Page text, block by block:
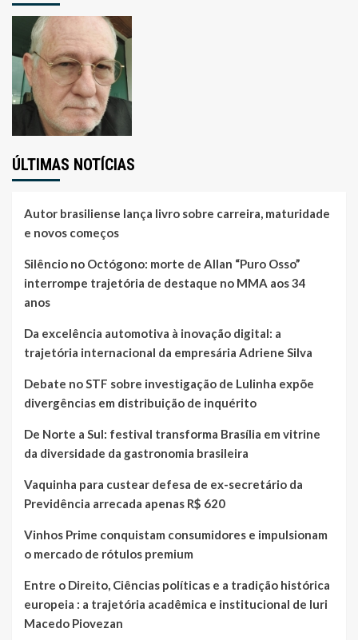
ÚLTIMAS NOTÍCIAS
Autor brasiliense lança livro sobre carreira, maturidade
e novos começos
Silêncio no Octógono: morte de Allan “Puro Osso”
interrompe trajetória de destaque no MMA aos 34
anos
Da excelência automotiva à inovação digital: a
trajetória internacional da empresária Adriene Silva
Debate no STF sobre investigação de Lulinha expõe
divergências em distribuição de inquérito
De Norte a Sul: festival transforma Brasília em vitrine
da diversidade da gastronomia brasileira
Vaquinha para custear defesa de ex-secretário da
Previdência arrecada apenas R$ 620
Vinhos Prime conquistam consumidores e impulsionam
o mercado de rótulos premium
Entre o Direito, Ciências políticas e a tradição histórica
europeia : a trajetória acadêmica e institucional de Iuri
Macedo Piovezan